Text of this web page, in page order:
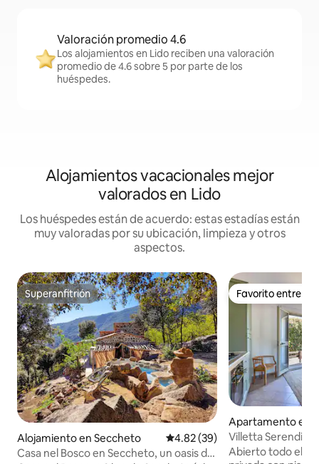
Valoración promedio 4.6
Los alojamientos en Lido reciben una valoración
promedio de 4.6 sobre 5 por parte de los
huéspedes.
Alojamientos vacacionales mejor
valorados en Lido
Los huéspedes están de acuerdo: estas estadías están
muy valoradas por su ubicación, limpieza y otros
aspectos.
Superanfitrión
Superanfitrión
Alojamiento en Seccheto Calificación promedio: 4.82 de
4.82 (39)
Casa nel Bosco en Seccheto, un oasis de
Favorito entre
Favorito entre
Apartamento en
Villetta
Apartment :
Abierto todo el